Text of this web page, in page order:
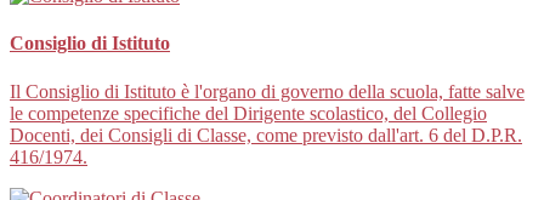
Consiglio di Istituto
Il Consiglio di Istituto è l'organo di governo della scuola, fatte salve
le competenze specifiche del Dirigente scolastico, del Collegio
Docenti, dei Consigli di Classe, come previsto dall'art. 6 del D.P.R.
416/1974.